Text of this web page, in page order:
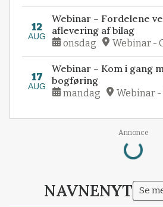
12
AUG
Webinar – Fordelene
aflevering af bilag
onsdag Webinar -
17
AUG
Webinar – Kom i gang
bogføring
mandag Webinar -
Annonce
Loading...
NAVNENYT Se